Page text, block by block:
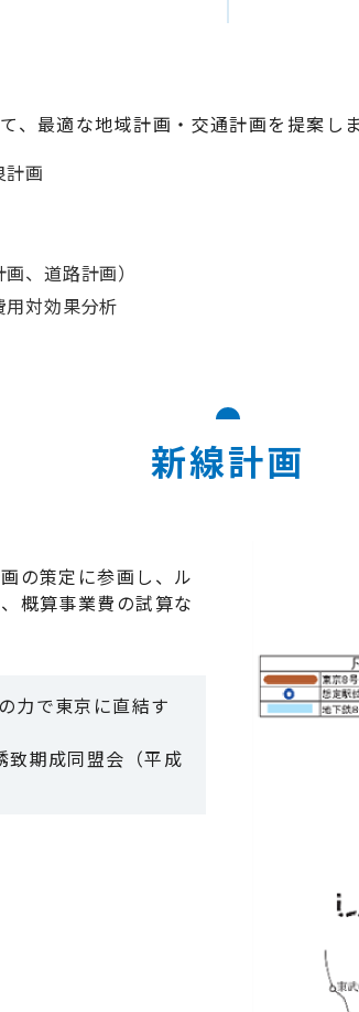
、最適な地域計画・交通計画を提案しま
計画
、道路計画）
対効果分析
新線計画
の策定に参画し、ル
概算事業費の試算な
力で東京に直結す
致期成同盟会（平成